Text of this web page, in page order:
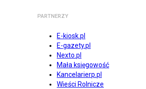
PARTNERZY
E-kiosk.pl
E-gazety.pl
Nexto.pl
Mała księgowość
Kancelarierp.pl
Wieści Rolnicze